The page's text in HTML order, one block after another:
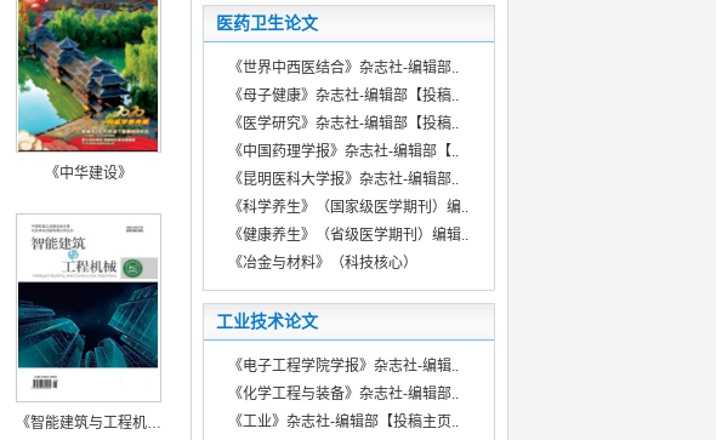
《中华建设》
《智能建筑与工程机械》（在线投稿）
医药卫生论文
《世界中西医结合》杂志社-编辑部..
《母子健康》杂志社-编辑部【投稿..
《医学研究》杂志社-编辑部【投稿..
《中国药理学报》杂志社-编辑部【..
《昆明医科大学报》杂志社-编辑部..
《科学养生》（国家级医学期刊）编..
《健康养生》（省级医学期刊）编辑..
《冶金与材料》（科技核心）
工业技术论文
《电子工程学院学报》杂志社-编辑..
《化学工程与装备》杂志社-编辑部..
《工业》杂志社-编辑部【投稿主页..